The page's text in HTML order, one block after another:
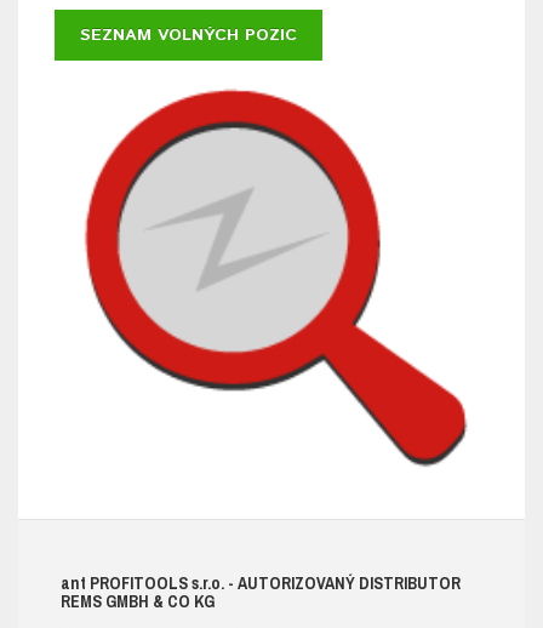
SEZNAM VOLNÝCH POZIC
ant PROFITOOLSs.r.o. - AUTORIZOVANÝ DISTRIBUTOR
REMS GMBH & CO KG